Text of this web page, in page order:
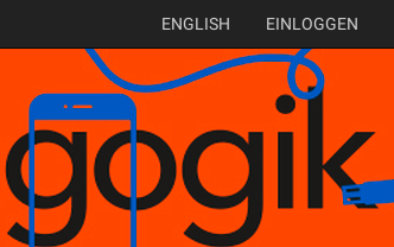
ENGLISH EINLOGGEN